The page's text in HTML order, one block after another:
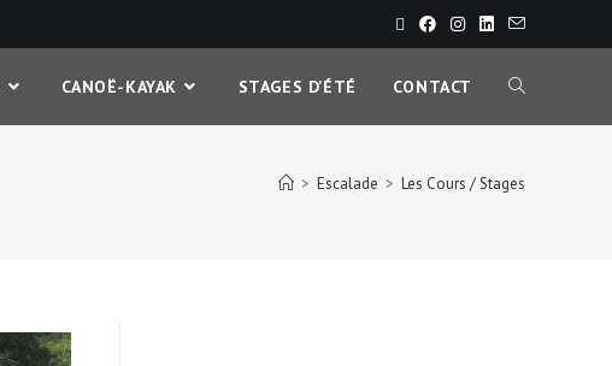
CANOË-KAYAK STAGES D’ÉTÉ CONTACT
> Escalade > Les Cours / Stages